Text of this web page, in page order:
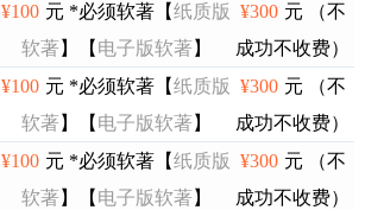
¥100 元 *必须软著【纸质版
软著 】【 电子版软著 】
¥300 元 （不
成功不收费）
¥100 元 *必须软著【纸质版
软著 】【 电子版软著 】
¥300 元 （不
成功不收费）
¥100 元 *必须软著【纸质版
软著 】【 电子版软著 】
¥300 元 （不
成功不收费）